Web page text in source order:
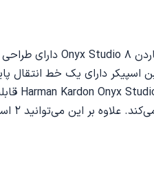
همزمان وصل کنید تا هیجان فضای مهمانی را افزایش دهید.